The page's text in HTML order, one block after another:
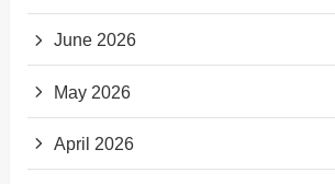
June 2026
May 2026
April 2026